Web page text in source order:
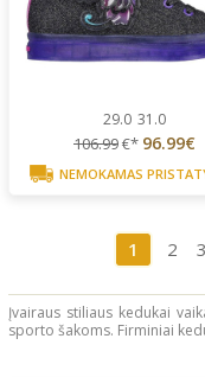
29.0 31.0
106.99€* 96.99€
NEMOKAMAS
1 2 3
Įvairaus stiliaus kedukai
sporto šakoms. Firminiai